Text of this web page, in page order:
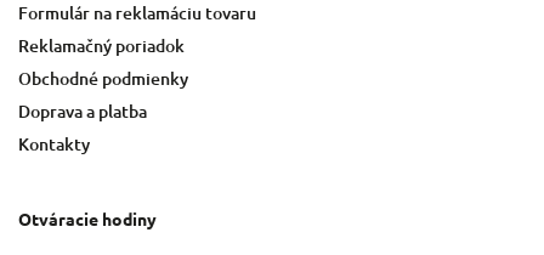
Formulár na reklamáciu tovaru
Reklamačný poriadok
Obchodné podmienky
Doprava a platba
Kontakty
Otváracie hodiny